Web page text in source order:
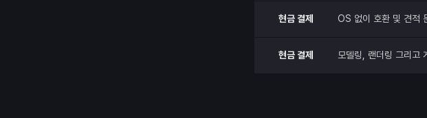
현금 결제 OS 없이 호환 및 견적
현금 결제 모델링, 랜더링 그리고